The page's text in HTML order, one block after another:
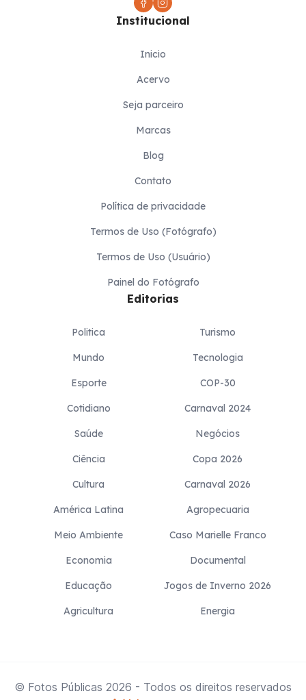
Institucional
Inicio
Acervo
Seja parceiro
Marcas
Blog
Contato
Política de privacidade
Termos de Uso (Fotógrafo)
Termos de Uso (Usuário)
Painel do Fotógrafo
Editorias
Politica
Mundo
Esporte
Cotidiano
Saúde
Ciência
Cultura
América Latina
Meio Ambiente
Economia
Educação
Agricultura
Turismo
Tecnologia
COP-30
Carnaval 2024
Negócios
Copa 2026
Carnaval 2026
Agropecuaria
Caso Marielle Franco
Documental
Jogos de Inverno 2026
Energia
© Fotos Públicas 2026 - Todos os direitos reservados